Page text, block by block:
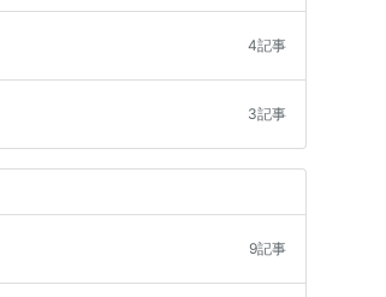
4記事
3記事
9記事